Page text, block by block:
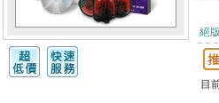
絕
目